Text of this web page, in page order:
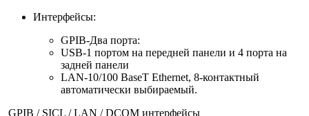
Интерфейсы:
GPIB-Два порта:
USB-1 портом на передней панели и 4 порта на
задней панели
LAN-10/100 BaseT Ethernet, 8-контактный
автоматически выбираемый.
GPIB / SICL / LAN / DCOM интерфейсы